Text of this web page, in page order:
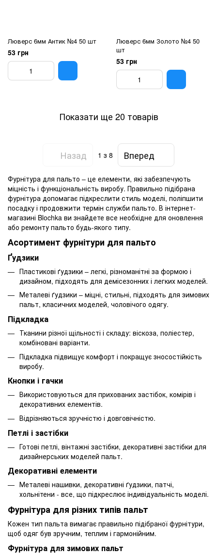
Люверс 6мм Антик №4 50 шт
53 грн
Люверс 6мм Золото №4 50
шт
53 грн
Показати ще 20 товарів
Назад 1 з 8 Вперед
Фурнітура для пальто – це елементи, які забезпечують
міцність і функціональність виробу. Правильно підібрана
фурнітура допомагає підкреслити стиль моделі, поліпшити
посадку і продовжити термін служби пальто. В інтернет-
магазині Blochka ви знайдете все необхідне для оновлення
або ремонту пальто будь-якого типу.
Асортимент фурнітури для пальто
Ґудзики
Пластикові ґудзики – легкі, різноманітні за формою і
дизайном, підходять для демісезонних і легких моделей.
Металеві ґудзики – міцні, стильні, підходять для зимових
пальт, класичних моделей, чоловічого одягу.
Підкладка
Тканини різної щільності і складу: віскоза, поліестер,
комбіновані варіанти.
Підкладка підвищує комфорт і покращує зносостійкість
виробу.
Кнопки і гачки
Використовуються для прихованих застібок, комірів і
декоративних елементів.
Відрізняються зручністю і довговічністю.
Петлі і застібки
Готові петлі, вінтажні застібки, декоративні застібки для
дизайнерських моделей пальт.
Декоративні елементи
Металеві нашивки, декоративні ґудзики, патчі,
хольнітени - все, що підкреслює індивідуальність моделі.
Фурнітура для різних типів пальт
Кожен тип пальта вимагає правильно підібраної фурнітури,
щоб одяг був зручним, теплим і гармонійним.
Фурнітура для зимових пальт